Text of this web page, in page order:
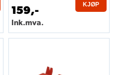
159,-
Ink.mva.
KJØP